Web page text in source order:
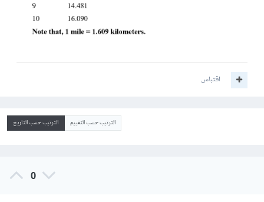
اقتباس
الترتيب حسب التقييم الترتيب حسب التاريخ
0